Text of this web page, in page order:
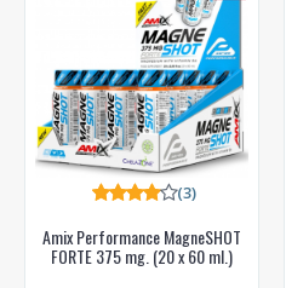
Amix Performance MagneSHOT
FORTE 375 mg. (20 x 60 ml.)
(3)